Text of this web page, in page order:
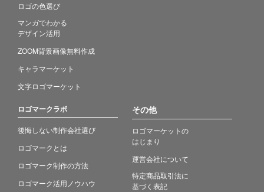
ロゴの色選び
マンガでわかる
デザイン活用
ZOOM背景画像無料作成
キャラマーケット
文字ロゴマーケット
ロゴマークラボ
後悔しない制作会社選び
ロゴマークとは
ロゴマーク制作の方法
ロゴマーク活用ノウハウ
その他
ロゴマーケットの
はじまり
運営会社について
特定商品取引法に
基づく表記